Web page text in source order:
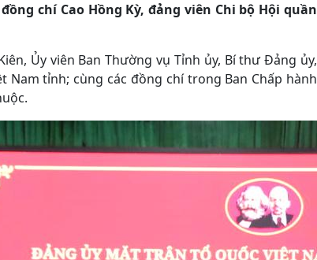
chí Cao Hồng Kỳ, đảng viên Chi bộ Hội quần
Ủy viên Ban Thường vụ Tỉnh ủy, Bí thư Đảng ủy,
Nam tỉnh; cùng các đồng chí trong Ban Chấp hành